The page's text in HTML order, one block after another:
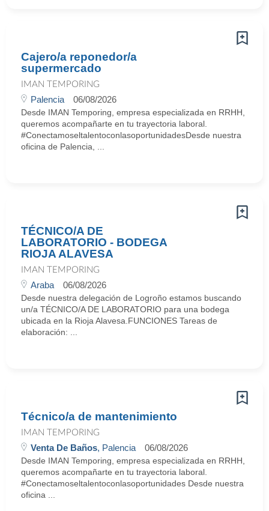
Cajero/a reponedor/a
supermercado
IMAN TEMPORING
Palencia 06/08/2026
Desde IMAN Temporing, empresa especializada en RRHH,
queremos acompañarte en tu trayectoria laboral.
#ConectamoseltalentoconlasoportunidadesDesde nuestra
oficina de Palencia, ...
TÉCNICO/A DE
LABORATORIO - BODEGA
RIOJA ALAVESA
IMAN TEMPORING
Araba 06/08/2026
Desde nuestra delegación de Logroño estamos buscando
un/a TÉCNICO/A DE LABORATORIO para una bodega
ubicada en la Rioja Alavesa.FUNCIONES Tareas de
elaboración: ...
Técnico/a de mantenimiento
IMAN TEMPORING
Venta De Baños, Palencia 06/08/2026
Desde IMAN Temporing, empresa especializada en RRHH,
queremos acompañarte en tu trayectoria laboral.
#Conectamoseltalentoconlasoportunidades Desde nuestra
oficina ...